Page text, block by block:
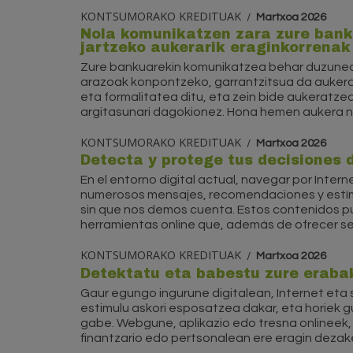
KONTSUMORAKO KREDITUAK Martxoa 2026
Nola komunikatzen zara zure
jartzeko aukerarik eraginkorrenak
Zure bankuarekin komunikatzea behar
arazoak konpontzeko, garrantzitsua da
eta formalitatea ditu, eta zein bide
argitasunari dagokionez. Hona hemen aukera
KONTSUMORAKO KREDITUAK Martxoa 2026
Detecta y protege tus decisiones
En el entorno digital actual, navegar por
numerosos mensajes, recomendaciones y
sin que nos demos cuenta. Estos contenidos
herramientas online que, además de ofrecer
KONTSUMORAKO KREDITUAK Martxoa 2026
Detektatu eta babestu zure
Gaur egungo ingurune digitalean, Internet
estimulu askori esposatzea dakar, eta horiek
gabe. Webgune, aplikazio edo tresna
finantzario edo pertsonalean ere eragin